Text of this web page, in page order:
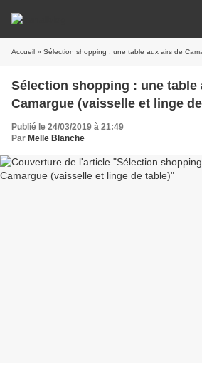
Accueil » Sélection shopping : une table aux airs de
Sélection shopping : une table
Camargue (vaisselle et linge
Publié le 24/03/2019 à 21:49
Par Melle Blanche